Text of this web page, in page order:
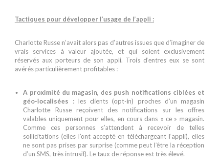
Tactiques pour développer l’usage de l’appli :
Charlotte Russe n’avait alors pas d’autres issues que d’imaginer de
vrais services à valeur ajoutée, et qui soient exclusivement
réservés aux porteurs de son appli. Trois d’entres eux se sont
avérés particulièrement profitables :
A proximité du magasin, des push notifications ciblées et
géo-localisées : les clients (opt-in) proches d’un magasin
Charlotte Russe reçoivent des notifications sur les offres
valables uniquement pour elles, en cours dans « ce » magasin.
Comme ces personnes s’attendent à recevoir de telles
sollicitations (elles l’ont accepté en téléchargeant l’appli), elles
ne sont pas prises par surprise (comme peut l’être la réception
d’un SMS, très intrusif). Le taux de réponse est très élevé.